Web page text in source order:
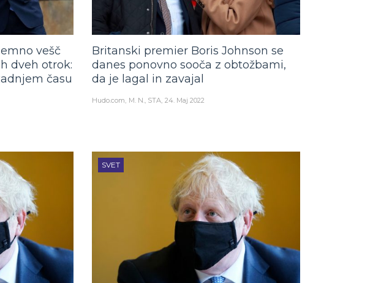
vešč
dveh otrok:
času
Britanski premier Boris Johnson se
danes ponovno sooča z obtožbami,
da je lagal in zavajal
Hudo.com M. N., STA 24. Maj 2022
SVET